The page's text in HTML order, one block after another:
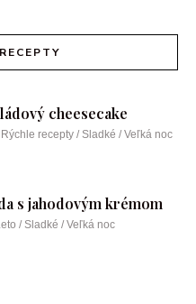
cheesecake
recepty / Sladké / Veľká noc
s jahodovým krémom
/ Sladké / Veľká noc